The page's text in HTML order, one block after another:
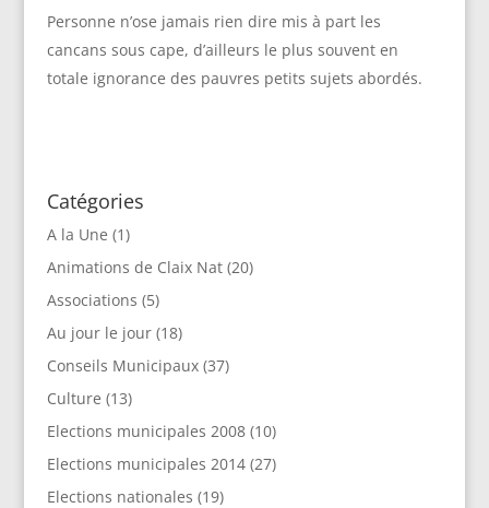
Personne n’ose jamais rien dire mis à part les
cancans sous cape, d’ailleurs le plus souvent en
totale ignorance des pauvres petits sujets abordés.
Catégories
A la Une (1)
Animations de Claix Nat(20)
Associations (5)
Au jour le jour(18)
Conseils Municipaux(37)
Culture (13)
Elections municipales 2008(10)
Elections municipales 2014(27)
Elections nationales (19)